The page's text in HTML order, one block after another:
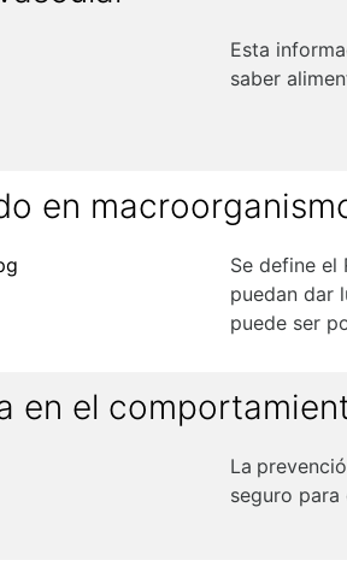
Esta
saber
en
Se define el
puedan dar
puede ser
en el
La
seguro